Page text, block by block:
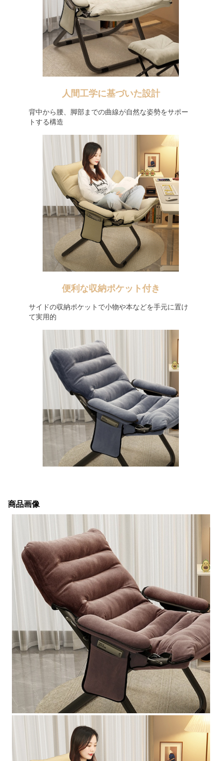
人間工学に基づいた設計
背中から腰、脚部までの曲線が自然な姿勢をサポー
トする構造
便利な収納ポケット付き
サイドの収納ポケットで小物や本などを手元に置け
て実用的
商品画像